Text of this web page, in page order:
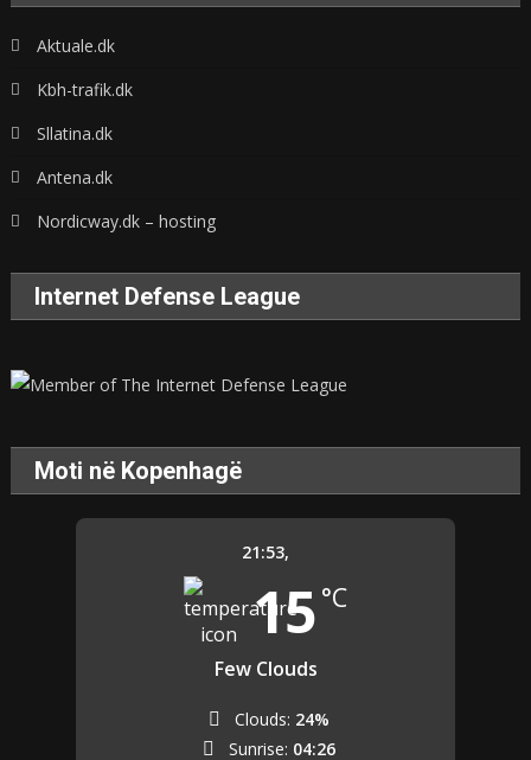
Aktuale.dk
Kbh-trafik.dk
Sllatina.dk
Antena.dk
Nordicway.dk – hosting
Internet Defense League
Moti në Kopenhagë
21:53,
15 °C
Few Clouds
Clouds: 24%
Sunrise: 04:26